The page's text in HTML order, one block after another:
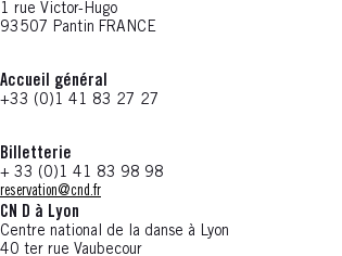
1 rue Victor-Hugo
93507 Pantin FRANCE
Accueil général
+33 (0)1 41 83 27 27
Billetterie
+ 33 (0)1 41 83 98 98
reservation@cnd.fr
CN D à Lyon
Centre national de la danse à Lyon
40 ter rue Vaubecour